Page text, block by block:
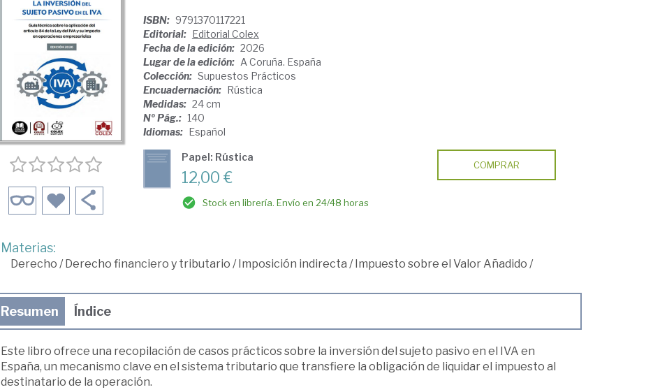
ISBN: 9791370117221
Editorial: Editorial Colex
Fecha de la edición: 2026
Lugar de la edición: A Coruña. España
Colección: Supuestos Prácticos
Encuadernación: Rústica
Medidas: 24 cm
Nº Pág.: 140
Idiomas: Español
Papel: Rústica
12,00 €
Stock en librería. Envío en 24/48 horas
COMPRAR
Materias:
Derecho /Derecho financiero y tributario /Imposición indirecta /Impuesto sobre el Valor Añadido /
Resumen Índice
Este libro ofrece una recopilación de casos prácticos sobre la inversión del sujeto pasivo en el IVA en
España, un mecanismo clave en el sistema tributario que transfiere la obligación de liquidar el impuesto al
destinatario de la operación.